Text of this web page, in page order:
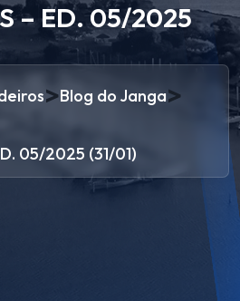
– ED. 05/2025
>Blog do Janga>
05/2025 (31/01)